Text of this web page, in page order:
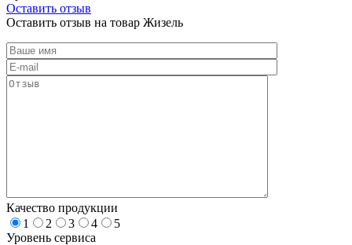
Оставить отзыв
Оставить отзыв на товар Жизель
Качество продукции
1
2 3 4
5
Уровень сервиса